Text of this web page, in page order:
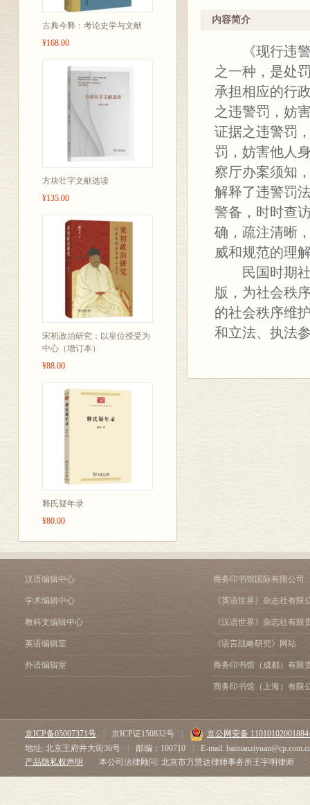
古典今释：考论史学与文献
¥168.00
方块壮字文献选读
¥135.00
宋初政治研究：以皇位授受为
中心（增订本）
¥88.00
释氏疑年录
¥80.00
《现行违警罚
之一种，是处
承担相应的行
之违警罚，妨
证据之违警罚
罚，妨害他人
察厅办案须知
解释了违警罚
警备，时时查
确，疏注清晰
威和规范的理
民国时期社
版，为社会秩
的社会秩序维
和立法、执法
汉语编辑中心
学术编辑中心
教科文编辑中心
英语编辑室
外语编辑室
商务印书馆国际有限公司
《英语世界》杂志社有限
《汉语世界》杂志社有限
《语言战略研究》网站
商务印书馆（成都）有限
商务印书馆（上海）有限
京ICP备05007371号 京ICP证150832号
京公网安备
地址: 北京王府井大街36号
邮编：100710
E-mail:
产品隐私权声明
本公司法律顾问: 北京市万慧达律师事务所王宇明律师